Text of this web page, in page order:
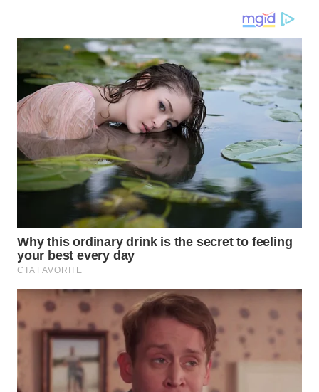
WN
KARO
WN
SIMALUNGUN
WN
LABUHANBATU
TENGAH
WN DELI
SERDANG
WN
TINGGI